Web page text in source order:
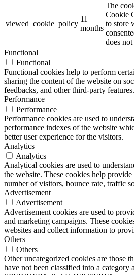
viewed_cookie_policy
11
months
The
Cookie
to store
does
Functional
Functional
Functional cookies help to perform
sharing the content of the website on
feedbacks, and other third-party features.
Performance
Performance
Performance cookies are used to
performance indexes of the website
better user experience for the visitors.
Analytics
Analytics
Analytical cookies are used to
the website. These cookies help
number of visitors, bounce rate, traffic
Advertisement
Advertisement
Advertisement cookies are used to
and marketing campaigns. These
websites and collect information to
Others
Others
Other uncategorized cookies are those
have not been classified into a category